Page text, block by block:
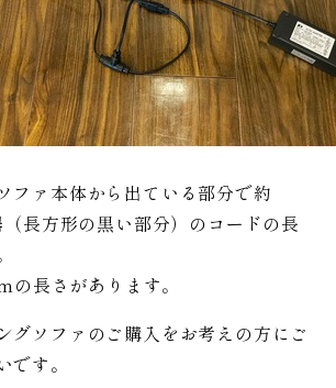
ファ本体から出ている部分で約
長方形の黒い部分）のコードの長
の長さがあります。
グソファのご購入をお考えの方にご
す。